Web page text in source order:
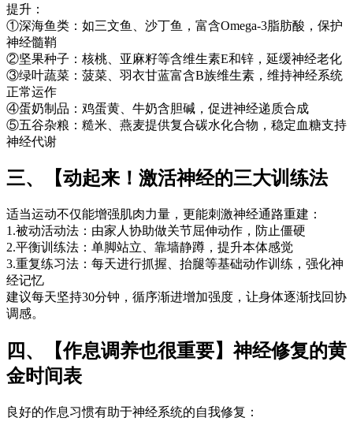
提升：
①深海鱼类：如三文鱼、沙丁鱼，富含Omega-3脂肪酸，保护
神经髓鞘
②坚果种子：核桃、亚麻籽等含维生素E和锌，延缓神经老化
③绿叶蔬菜：菠菜、羽衣甘蓝富含B族维生素，维持神经系统
正常运作
④蛋奶制品：鸡蛋黄、牛奶含胆碱，促进神经递质合成
⑤五谷杂粮：糙米、燕麦提供复合碳水化合物，稳定血糖支持
神经代谢
三、【动起来！激活神经的三大训练法
适当运动不仅能增强肌肉力量，更能刺激神经通路重建：
1.被动活动法：由家人协助做关节屈伸动作，防止僵硬
2.平衡训练法：单脚站立、靠墙静蹲，提升本体感觉
3.重复练习法：每天进行抓握、抬腿等基础动作训练，强化神
经记忆
建议每天坚持30分钟，循序渐进增加强度，让身体逐渐找回协
调感。
四、【作息调养也很重要】神经修复的黄
金时间表
良好的作息习惯有助于神经系统的自我修复：